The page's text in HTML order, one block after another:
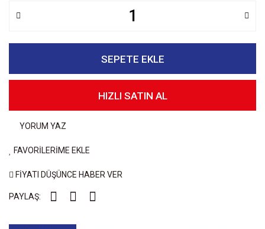
SEPETE EKLE
HIZLI SATIN AL
YORUM YAZ
FAVORİLERİME EKLE
FİYATI DÜŞÜNCE HABER VER
PAYLAŞ: